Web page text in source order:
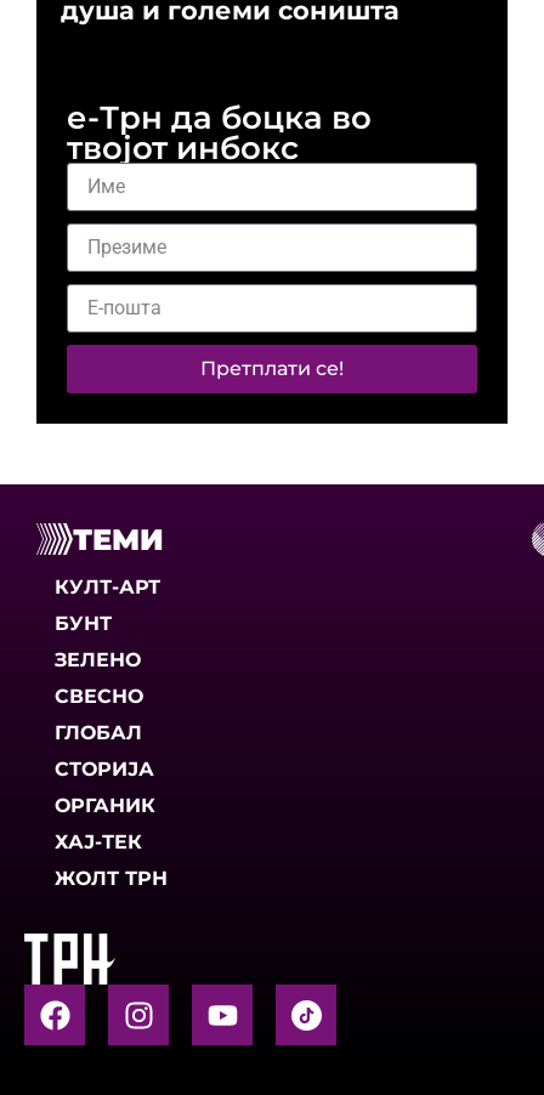
душа и големи соништа
е-Трн да боцка во
твојот инбокс
Претплати се!
ТЕМИ
КУЛТ-АРТ
БУНТ
ЗЕЛЕНО
СВЕСНО
ГЛОБАЛ
СТОРИЈА
ОРГАНИК
ХАЈ-ТЕК
ЖОЛТ ТРН